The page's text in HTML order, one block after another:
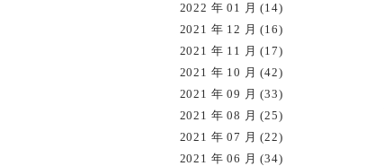
2022 年 01 月 (14)
2021 年 12 月 (16)
2021 年 11 月 (17)
2021 年 10 月 (42)
2021 年 09 月 (33)
2021 年 08 月 (25)
2021 年 07 月 (22)
2021 年 06 月 (34)